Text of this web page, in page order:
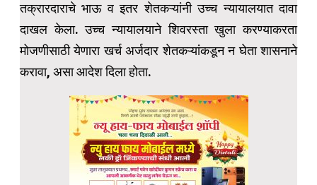
तक्रारदाराचे भाऊ व इतर शेतकऱ्यांनी उच्च न्यायालयात दावा
दाखल केला. उच्च न्यायालयाने शिवरस्ता खुला करण्याकरता
मोजणीसाठी येणारा खर्च अर्जदार शेतकऱ्यांकडून न घेता शासनाने
करावा, असा आदेश दिला होता.